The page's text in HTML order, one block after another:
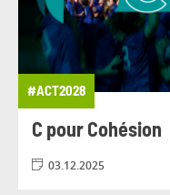
#ACT2028
C pour Cohésion
03.12.2025